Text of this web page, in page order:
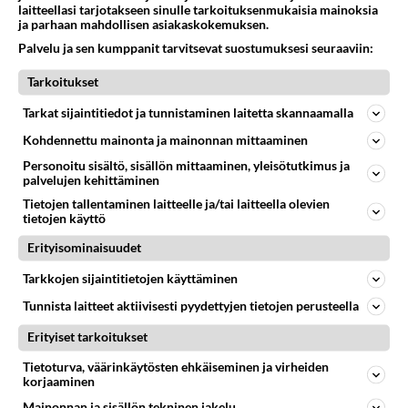
Tutustutaan, fyysistä kontaktia, mutta ensijaisesti tarkoituksena ei ole aloittaa mitään virallista tai rikkoa mitään? E
09.08.2026 17:40
Ikävä
686
Onko täällä ketään
Joka kaipaa M alkuista? Millä kirjaimella nimesi alkaa?
Vetovoima
Onko välillänne suuri vetovoima ja miten se ilmenee? Onko siitä haittaa?
08.08.2026 14:24
33
Aina vaan mietin sua
Miksen saa sinua mielestäni pois
08.08.2026 17:08
34
618
Onko vuotesi menneet hukkaan
09.08.2026 06:20
Ikävä
88
607
Nainen. Onko meissä
Sinusta jotain samaa? Näköä tai luonteenpiirteitä? Utelias
07.08.2026 21:51
Ikävä
41
584
laitteellasi tarjotakseen sinulle tarkoituksenmukaisia mainoksia
ja parhaan mahdollisen asiakaskokemuksen.
Palvelu ja sen kumppanit tarvitsevat suostumuksesi seuraaviin:
Tarkoitukset
Tarkat sijaintitiedot ja tunnistaminen laitetta skannaamalla
Kohdennettu mainonta ja mainonnan mittaaminen
Personoitu sisältö, sisällön mittaaminen, yleisötutkimus ja
palvelujen kehittäminen
Tietojen tallentaminen laitteelle ja/tai laitteella olevien
tietojen käyttö
Erityisominaisuudet
Tarkkojen sijaintitietojen käyttäminen
Tunnista laitteet aktiivisesti pyydettyjen tietojen perusteella
Erityiset tarkoitukset
Tietoturva, väärinkäytösten ehkäiseminen ja virheiden
korjaaminen